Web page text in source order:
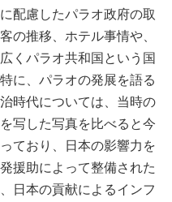
配慮したパラオ政府の取
の推移、ホテル事情や、
くパラオ共和国という国
に、パラオの発展を語る
時代については、当時の
写した写真を比べると今
ており、日本の影響力を
援助によって整備された
日本の貢献によるインフ